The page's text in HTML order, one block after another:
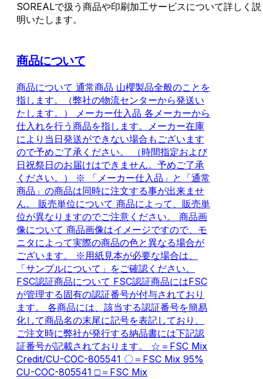
SOREALで扱う商品や印刷加工サービスについて詳しく説
明いたします。
商品について
商品について 通常商品 山櫻製品全般のことを
指します。（弊社の物流センターから発送い
たします。） メーカー仕入品 各メーカーから
仕入れを行う商品を指します。メーカー在庫
により当日発送ができない場合もございます
ので予めご了承ください。 （時間指定および
日祝祭日のお届けはできません。予めご了承
ください。） ※ 「メーカー仕入品」と「通常
商品」の商品は同時に注文する事が出来ませ
ん。 販売単位について 商品によって、販売単
位が異なりますのでご注意ください。 商品画
像について 商品画像はイメージですので、モ
ニタによって実際の商品の色と異なる場合が
ございます。 ※用紙見本が必要な場合は、
「サンプルについて」をご確認ください。
FSC認証商品について FSC認証商品にはFSC
が管理する固有の認証番号が付与されており
ます。 各商品には、該当する認証番号を簡易
化して商品名の末尾に記号を表記しており、
ご注文時に弊社が発行する納品書には下記認
証番号が記載されております。 ☆＝FSC Mix
Credit/CU-COC-805541 〇＝FSC Mix 95%
CU-COC-805541 □＝FSC Mix